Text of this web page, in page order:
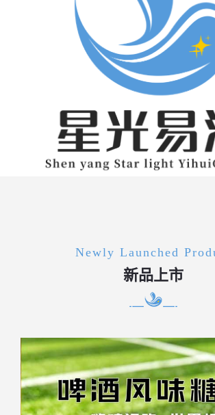
Newly Launched
新品上市